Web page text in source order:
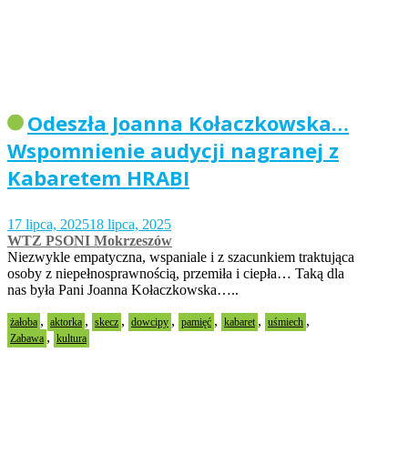
Odeszła Joanna Kołaczkowska…
Wspomnienie audycji nagranej z
Kabaretem HRABI
17 lipca, 202518 lipca, 2025
WTZ PSONI Mokrzeszów
Niezwykle empatyczna, wspaniale i z szacunkiem traktująca
osoby z niepełnosprawnością, przemiła i ciepła… Taką dla
nas była Pani Joanna Kołaczkowska…..
żałoba , aktorka , skecz , dowcipy , pamięć , kabaret , uśmiech ,
Zabawa , kultura